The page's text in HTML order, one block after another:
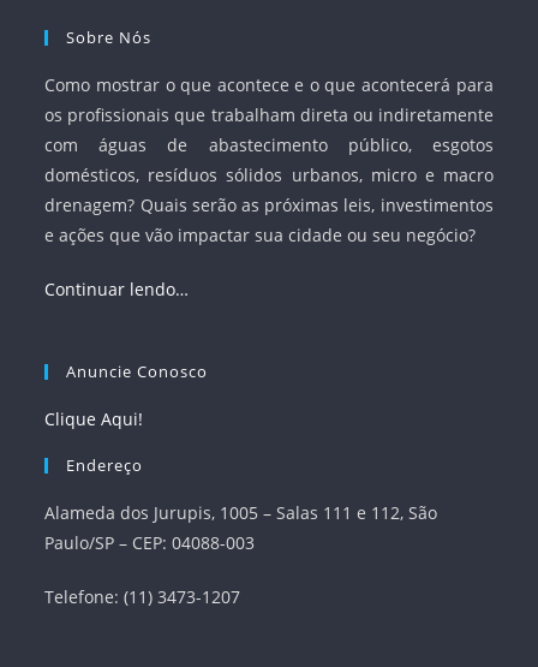
Sobre Nós
Como mostrar o que acontece e o que acontecerá para
os profissionais que trabalham direta ou indiretamente
com águas de abastecimento público, esgotos
domésticos, resíduos sólidos urbanos, micro e macro
drenagem? Quais serão as próximas leis, investimentos
e ações que vão impactar sua cidade ou seu negócio?
Continuar lendo…
Anuncie Conosco
Clique Aqui!
Endereço
Alameda dos Jurupis, 1005 – Salas 111 e 112, São
Paulo/SP – CEP: 04088-003
Telefone: (11) 3473-1207